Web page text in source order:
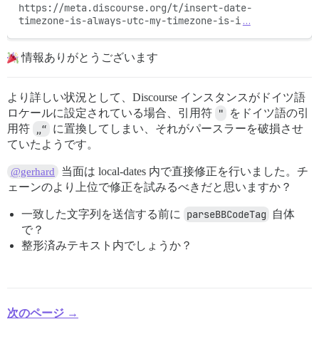
https://meta.discourse.org/t/insert-date-
timezone-is-always-utc-my-timezone-is-i …
情報ありがとうございます
より詳しい状況として、Discourse インスタンスがドイツ語
ロケールに設定されている場合、引用符 "
をドイツ語の引
用符 „“ に置換してしまい、それがパースラーを破損させ
ていたようです。
@gerhard
当面は local-dates 内で直接修正を行いました。チ
ェーンのより上位で修正を試みるべきだと思いますか？
一致した文字列を送信する前に parseBBCodeTag
自体
で？
整形済みテキスト内でしょうか？
次のページ →